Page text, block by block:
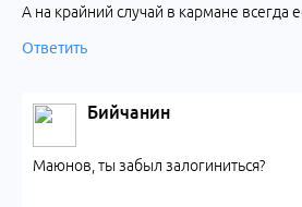
А на крайний случай в кармане всегда
Ответить
Бийчанин
Маюнов, ты забыл залогиниться?